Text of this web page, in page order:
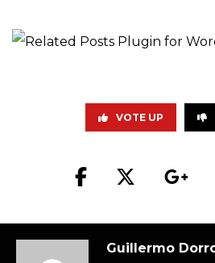
VOTE UP
Guillermo